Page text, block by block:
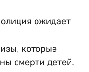
ожидает
которые
смерти детей.